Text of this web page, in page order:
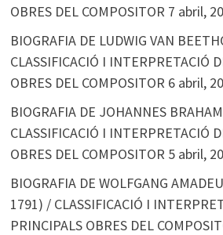
OBRES DEL COMPOSITOR 7 abril,
BIOGRAFIA DE LUDWIG VAN
CLASSIFICACIÓ I INTERPRETACIÓ
OBRES DEL COMPOSITOR 6 abril,
BIOGRAFIA DE JOHANNES
CLASSIFICACIÓ I INTERPRETACIÓ
OBRES DEL COMPOSITOR 5 abril,
BIOGRAFIA DE WOLFGANG
1791) / CLASSIFICACIÓ I
PRINCIPALS OBRES DEL